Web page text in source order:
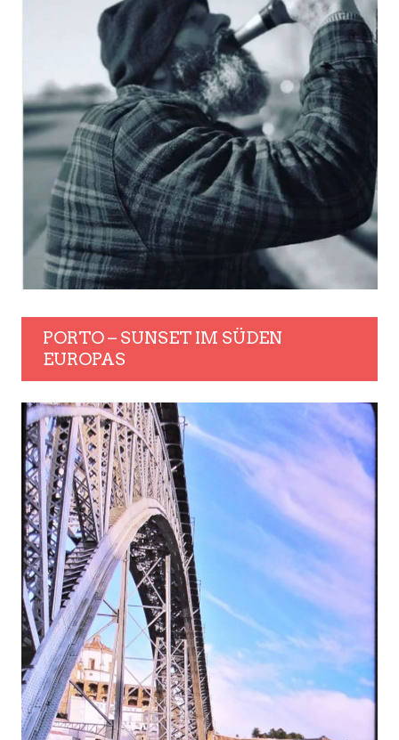
PORTO – SUNSET IM SÜDEN
EUROPAS